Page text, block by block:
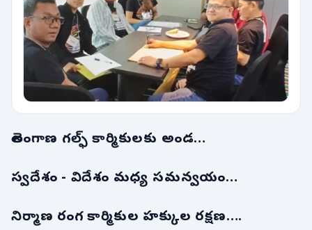
తెలంగాణ గల్ఫ్ కార్మికులకు అండ…
స్వదేశం - విదేశం మధ్య సమన్వయం…
నిర్మాణ రంగ కార్మికుల హక్కుల రక్షణ….